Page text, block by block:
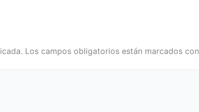
Los campos obligatorios están marcados con